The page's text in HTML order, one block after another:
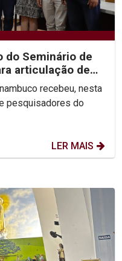
do Seminário de
articulação de
recebeu, nesta
pesquisadores do
LER MAIS